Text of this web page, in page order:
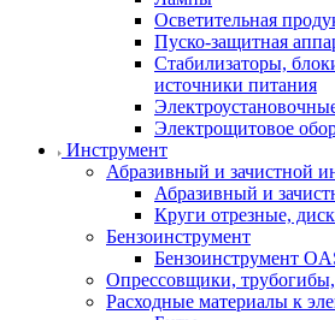
Осветительная
Пуско-защитная
Стабилизаторы,
источники питания
Электрощитовое
Инструмент
Абразивный и зачистной
Абразивный и
Круги отрезные,
Бензоинструмент
Бензоинструмент
Опрессовщики,
Расходные материалы к